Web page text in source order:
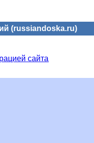
(russiandoska.ru)
сайта